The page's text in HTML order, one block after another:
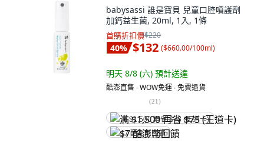
babysassi 誰是寶貝 兒童口腔噴護劑
加鈣益生菌, 20ml, 1入, 1條
首購折扣價$220
40% $132 ($660.00/100ml)
明天 8/8 (六) 預計送達
酷澎直售 ∙ WOW免運 ∙ 免費退貨
(21)
满 $1,500 再省 $75 (王道卡)
$7 酷澎幣回饋